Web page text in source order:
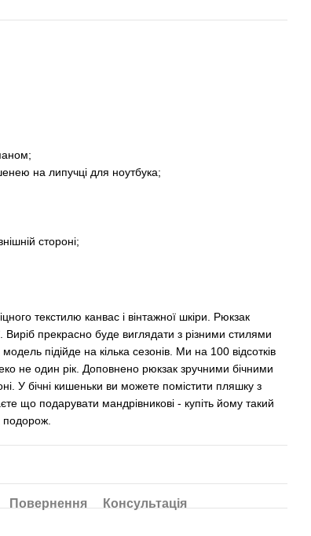
на липучці для ноутбука;
стороні;
текстилю канвас і вінтажної шкіри. Рюкзак
Виріб прекрасно буде виглядати з різними стилями
підійде на кілька сезонів. Ми на 100 відсотків
не один рік. Доповнено рюкзак зручними бічними
У бічні кишеньки ви можете помістити пляшку з
що подарувати мандрівникові - купіть йому такий
подорож.
Повернення
Консультація